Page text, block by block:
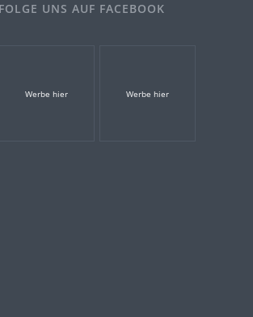
FOLGE UNS AUF FACEBOOK
Werbe hier Werbe hier